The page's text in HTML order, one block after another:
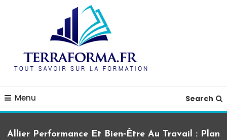
terraforma.fr
Menu Search
Allier Performance Et Bien‑être Au Travail : Plan